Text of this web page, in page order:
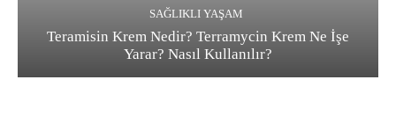
SAĞLIKLI YAŞAM
Teramisin Krem Nedir? Terramycin Krem Ne İşe
Yarar? Nasıl Kullanılır?